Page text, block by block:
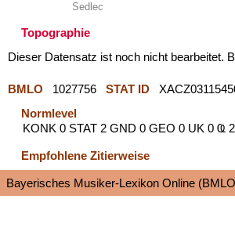
Sedlec
Topographie
Dieser Datensatz ist noch nicht bearbeitet.
BMLO 1027756 STAT ID
Normlevel
KONK 0 STAT 2 GND 0 GEO 0 UK 0 Ҩ 2
Empfohlene Zitierweise
Bayerisches Musiker-Lexikon Online